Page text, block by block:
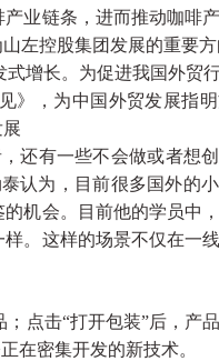
业链条，进而推动咖啡产
左控股集团发展的重要方
增长。为促进我国外贸行
》，为中国外贸发展指
还有一些不会做或者想
认为，目前很多国外的
机会。目前他的学员中
。这样的场景不仅在一
点击“打开包装”后，产
在密集开发的新技术。